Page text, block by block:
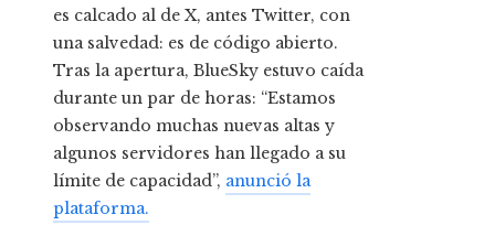
es calcado al de X, antes Twitter, con
una salvedad: es de código abierto.
Tras la apertura, BlueSky estuvo caída
durante un par de horas: “Estamos
observando muchas nuevas altas y
algunos servidores han llegado a su
límite de capacidad”, anunció la
plataforma.